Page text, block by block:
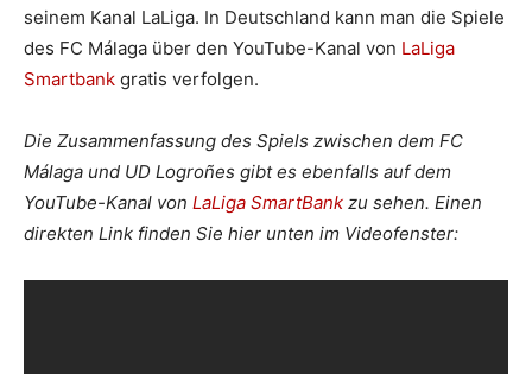
seinem Kanal LaLiga. In Deutschland kann man die Spiele
des FC Málaga über den YouTube-Kanal von LaLiga
Smartbank gratis verfolgen.
Die Zusammenfassung des Spiels zwischen dem FC
Málaga und UD Logroñes gibt es ebenfalls auf dem
YouTube-Kanal von LaLiga SmartBank zu sehen. Einen
direkten Link finden Sie hier unten im Videofenster: